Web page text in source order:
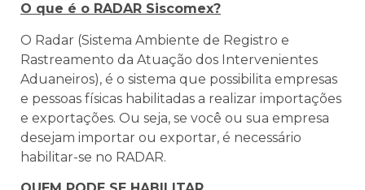
O que é o RADAR Siscomex?
O Radar (Sistema Ambiente de Registro e
Rastreamento da Atuação dos Intervenientes
Aduaneiros), é o sistema que possibilita empresas
e pessoas físicas habilitadas a realizar importações
e exportações. Ou seja, se você ou sua empresa
desejam importar ou exportar, é necessário
habilitar-se no RADAR.